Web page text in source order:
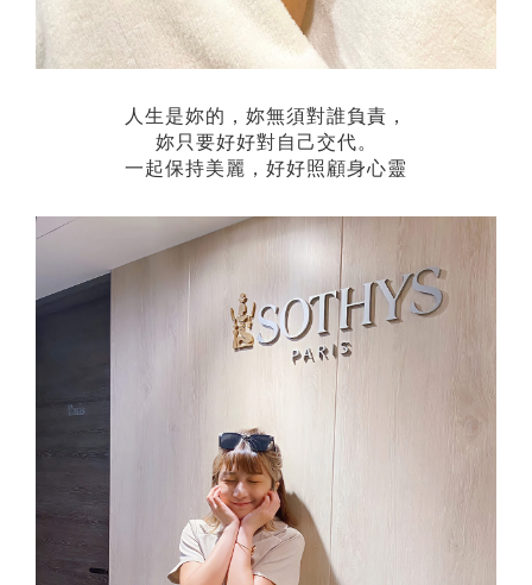
人生是妳的，妳無須對誰負責，
妳只要好好對自己交代。
一起保持美麗，好好照顧身心靈